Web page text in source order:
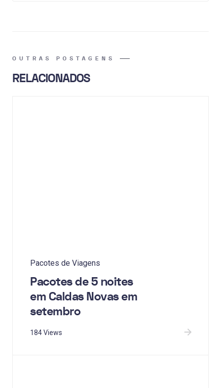
OUTRAS POSTAGENS
RELACIONADOS
Pacotes de Viagens
Pacotes de 5 noites
em Caldas Novas em
setembro
184 Views